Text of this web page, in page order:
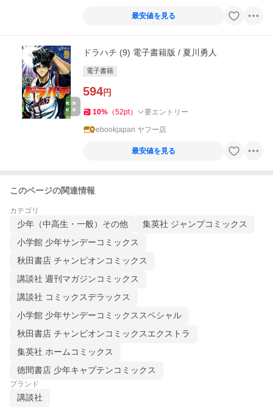
最安値を見る
ドラハチ (9) 電子書籍版 / 夏川勇人
電子書籍
594円
10% （52pt） 要エントリー
ebookjapan ヤフー店
最安値を見る
このページの関連情報
カテゴリ
少年（中高生・一般）その他
集英社 ジャンプコミックス
小学館 少年サンデーコミックス
秋田書店 チャンピオンコミックス
講談社 週刊マガジンコミックス
講談社 コミックスデラックス
小学館 少年サンデーコミックススペシャル
秋田書店 チャンピオンコミックスエクストラ
集英社 ホームコミックス
徳間書店 少年キャプテンコミックス
ブランド
講談社